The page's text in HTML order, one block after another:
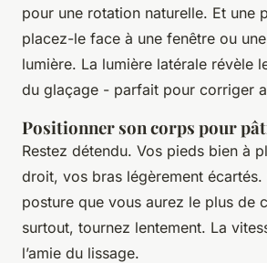
pour une rotation naturelle. Et une
placez-le face à une fenêtre ou
lumière. La lumière latérale révèle
du glaçage - parfait pour corriger
Positionner son corps pour
Restez détendu. Vos pieds bien à
droit, vos bras légèrement écartés.
posture que vous aurez le plus de
surtout, tournez lentement. La
l’amie du lissage.